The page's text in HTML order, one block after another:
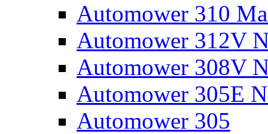
Automower 310
Automower 312V
Automower 308V
Automower 305E
Automower 305